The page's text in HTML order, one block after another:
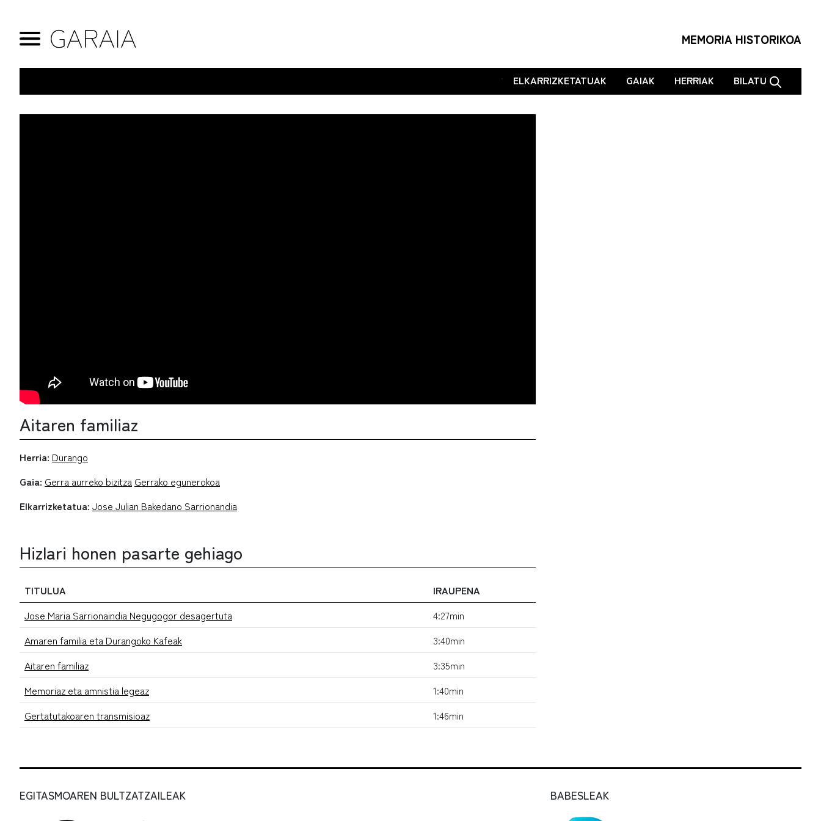
MEMORIA HISTORIKOA
. ELKARRIZKETATUAK GAIAK HERRIAK BILATU
Aitaren familiaz
Herria: Durango
Gaia: Gerra aurreko bizitza Gerrako egunerokoa
Elkarrizketatua: Jose Julian Bakedano Sarrionandia
Hizlari honen pasarte gehiago
TITULUA
IRAUPENA
Jose Maria Sarrionaindia Negugogor desagertuta
4:27min
Amaren familia eta Durangoko Kafeak
3:40min
Aitaren familiaz
3:35min
Memoriaz eta amnistia legeaz
1:40min
Gertatutakoaren transmisioaz
1:46min
EGITASMOAREN BULTZATZAILEAK BABESLEAK